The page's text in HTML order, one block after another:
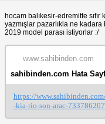
hocam balıkesir-edremitte
yazmışlar pazarlıkla ne
2019 model parası istiyorlar :/
www.sahibinden.com
sahibinden.com Hata
https://
-kia-rio-son-arac-